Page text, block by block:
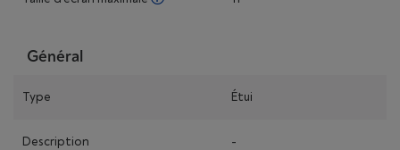
Général
Type Étui
Description -